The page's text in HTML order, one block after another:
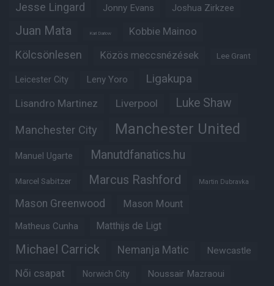
Jesse Lingard Jonny Evans Joshua Zirkzee
Juan Mata Karl Darlow Kobbie Mainoo
Kölcsönlesen Közös meccsnézések Lee Grant
Leicester City Leny Yoro Ligakupa
Lisandro Martinez Liverpool Luke Shaw
Manchester City Manchester United
Manuel Ugarte Manutdfanatics.hu
Marcel Sabitzer Marcus Rashford Martin Dubravka
Mason Greenwood Mason Mount
Matheus Cunha Matthijs de Ligt
Michael Carrick Nemanja Matic Newcastle
Női csapat Norwich City Noussair Mazraoui